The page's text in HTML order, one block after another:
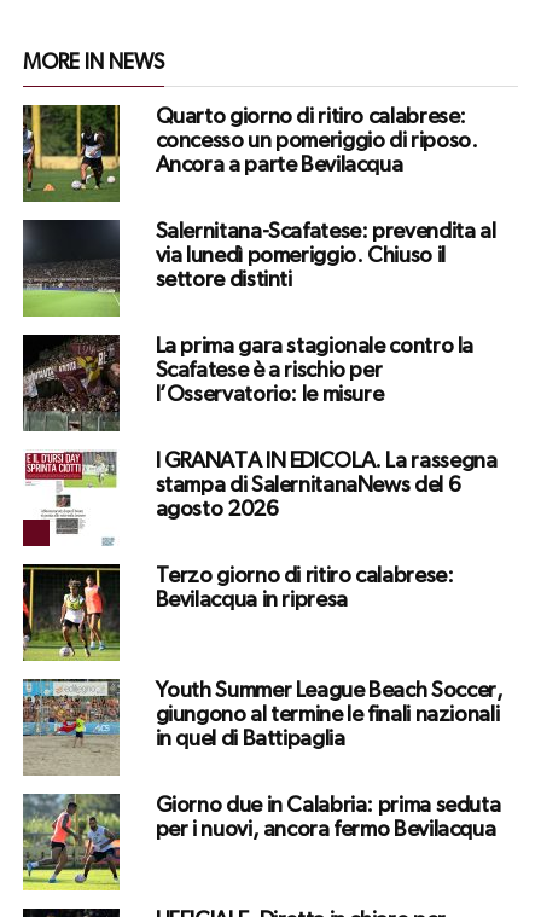
MORE IN NEWS
Quarto giorno di ritiro calabrese:
concesso un pomeriggio di riposo.
Ancora a parte Bevilacqua
Salernitana-Scafatese: prevendita al
via lunedì pomeriggio. Chiuso il
settore distinti
La prima gara stagionale contro la
Scafatese è a rischio per
l’Osservatorio: le misure
I GRANATA IN EDICOLA. La rassegna
stampa di SalernitanaNews del 6
agosto 2026
Terzo giorno di ritiro calabrese:
Bevilacqua in ripresa
Youth Summer League Beach Soccer,
giungono al termine le finali nazionali
in quel di Battipaglia
Giorno due in Calabria: prima seduta
per i nuovi, ancora fermo Bevilacqua